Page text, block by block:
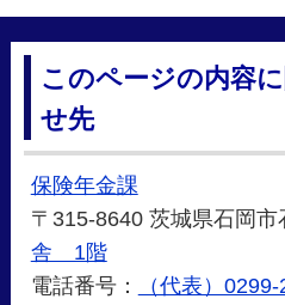
このページの内容
せ先
保険年金課
〒315-8640 茨城県石岡
舎 1階
電話番号：
（代表）